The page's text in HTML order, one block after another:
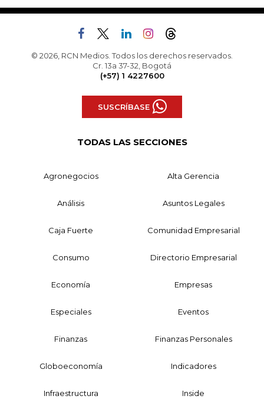
© 2026, RCN Medios. Todos los derechos reservados.
Cr. 13a 37-32, Bogotá
(+57) 1 4227600
SUSCRÍBASE
TODAS LAS SECCIONES
Agronegocios Alta Gerencia
Análisis Asuntos Legales
Caja Fuerte Comunidad Empresarial
Consumo Directorio Empresarial
Economía Empresas
Especiales Eventos
Finanzas Finanzas Personales
Globoeconomía Indicadores
Infraestructura Inside